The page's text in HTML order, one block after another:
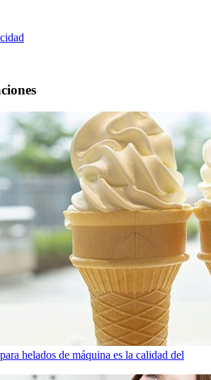
helados de máquina es la calidad del